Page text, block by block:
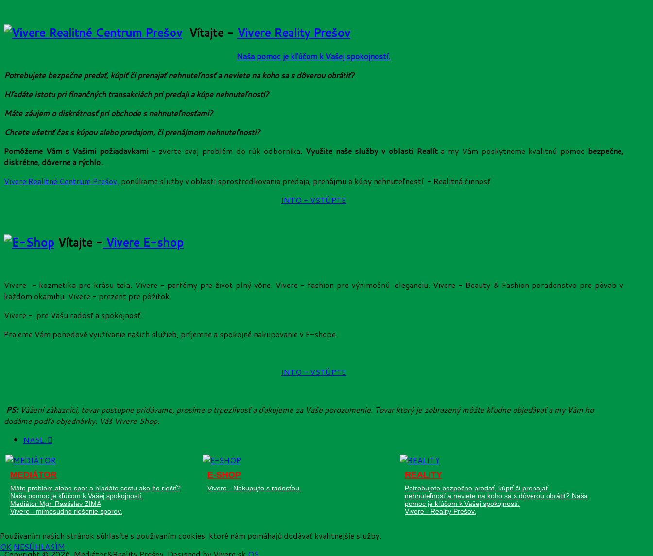
Vítajte - Vivere Reality Prešov
Naša pomoc je kľúčom k Vašej spokojností.
Potrebujete bezpečne predať, kúpiť či prenajať nehnuteľnosť a neviete na koho sa s dôverou obrátiť?
Hľadáte istotu pri finančných transakciách pri predaji a kúpe nehnuteľnosti?
Máte záujem o diskrétnosť pri obchode s nehnuteľnosťami?
Chcete ušetriť čas s kúpou alebo predajom, či prenájmom nehnuteľnosti?
Pomôžeme Vám s Vašimi požiadavkami- zverte svoj problém do rúk odborníka. Využite naše služby v oblasti Realíta my Vám poskytneme kvalitnú pomoc bezpečne,
diskrétne, dôverne a rýchlo.
Vivere Realitné Centrum Prešov, ponúkame služby v oblasti sprostredkovania predaja, prenájmu a kúpy nehnuteľností - Realitná činnosť
INTO - VSTÚPTE
Vítajte - Vivere E-shop
Vivere - kozmetika pre krásu tela. Vivere - parfémy pre život plný vône. Vivere - fashion pre výnimočnú eleganciu. Vivere - Beauty & Fashion poradenstvo pre pôvab v
každom okamihu. Vivere - prezent pre pôžitok.
Vivere - pre Vašu radosť a spokojnosť.
Prajeme Vám pohodové využívanie našich služieb, príjemne a spokojné nakupovanie v E-shope.
INTO - VSTÚPTE
PS:Vážení zákazníci, tovar postupne pridávame, prosíme o trpezlivosť a ďakujeme za Vaše porozumenie. Tovar ktorý je zobrazený môžte kľudne objedávať a my Vám ho
dodáme podľa objednávky. Váš Vivere Shop.
NASL.
MEDIÁTOR
Máte problém alebo spor a hľadáte cestu ako ho riešiť?
Naša pomoc je kľúčom k Vašej spokojností.
Mediátor Mgr. Rastislav ZIMA
Vivere - mimosúdne riešenie sporov.
E-SHOP
Vivere - Nakupujte s radosťou.
REALITY
Potrebujete bezpečne predať, kúpiť či prenajať
nehnuteľnosť a neviete na koho sa s dôverou obrátiť? Naša
pomoc je kľúčom k Vašej spokojností.
Vivere - Reality Prešov.
Copyright © 2026. Mediátor&Reality Prešov. Designed by Vivere.sk OS
Používaním našich stránok súhlasíte s používaním cookies, ktoré nám pomáhajú dodávať kvalitnejšie služby.
OK NESÚHLASÍM